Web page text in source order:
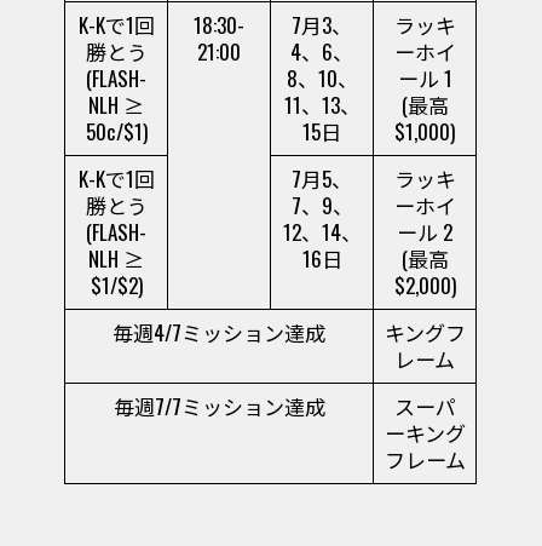
K-Kで1回
勝とう
(FLASH-
NLH ≥
50c/$1)
18:30-
21:00
7月3、
4、6、
8、10、
11、13、
15日
ラッキ
ーホイ
ール 1
(最高
$1,000)
K-Kで1回
勝とう
(FLASH-
NLH ≥
$1/$2)
7月5、
7、9、
12、14、
16日
ラッキ
ーホイ
ール 2
(最高
$2,000)
毎週4/7ミッション達成
キングフ
レーム
毎週7/7ミッション達成
スーパ
ーキング
フレーム